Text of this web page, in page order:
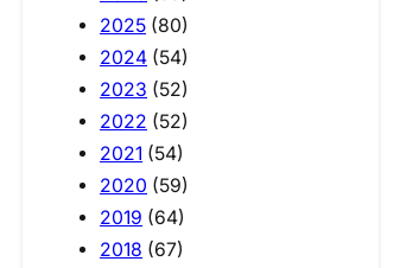
2025 (80)
2024 (54)
2023 (52)
2022 (52)
2021 (54)
2020 (59)
2019 (64)
2018 (67)